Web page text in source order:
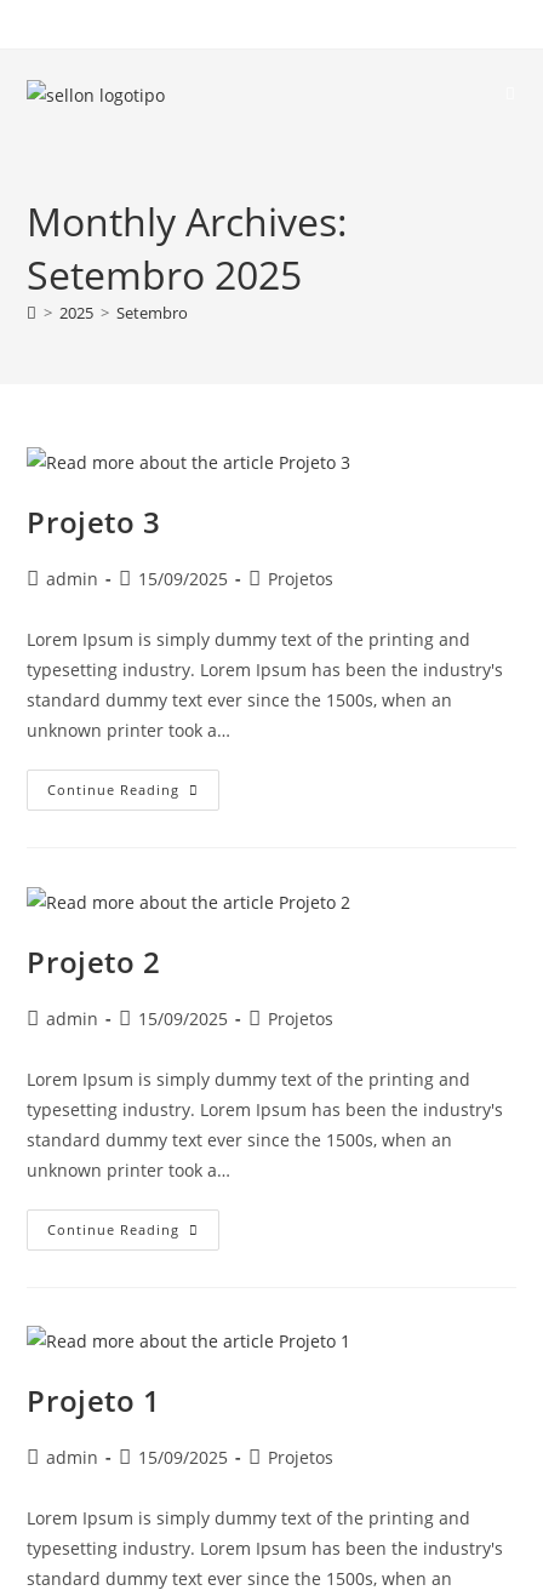
Monthly Archives:
Setembro 2025
> 2025 > Setembro
Projeto 3
admin 15/09/2025 Projetos
Lorem Ipsum is simply dummy text of the printing and
typesetting industry. Lorem Ipsum has been the industry's
standard dummy text ever since the 1500s, when an
unknown printer took a…
Continue Reading
Projeto 2
admin 15/09/2025 Projetos
Lorem Ipsum is simply dummy text of the printing and
typesetting industry. Lorem Ipsum has been the industry's
standard dummy text ever since the 1500s, when an
unknown printer took a…
Continue Reading
Projeto 1
admin 15/09/2025 Projetos
Lorem Ipsum is simply dummy text of the printing and
typesetting industry. Lorem Ipsum has been the industry's
standard dummy text ever since the 1500s, when an